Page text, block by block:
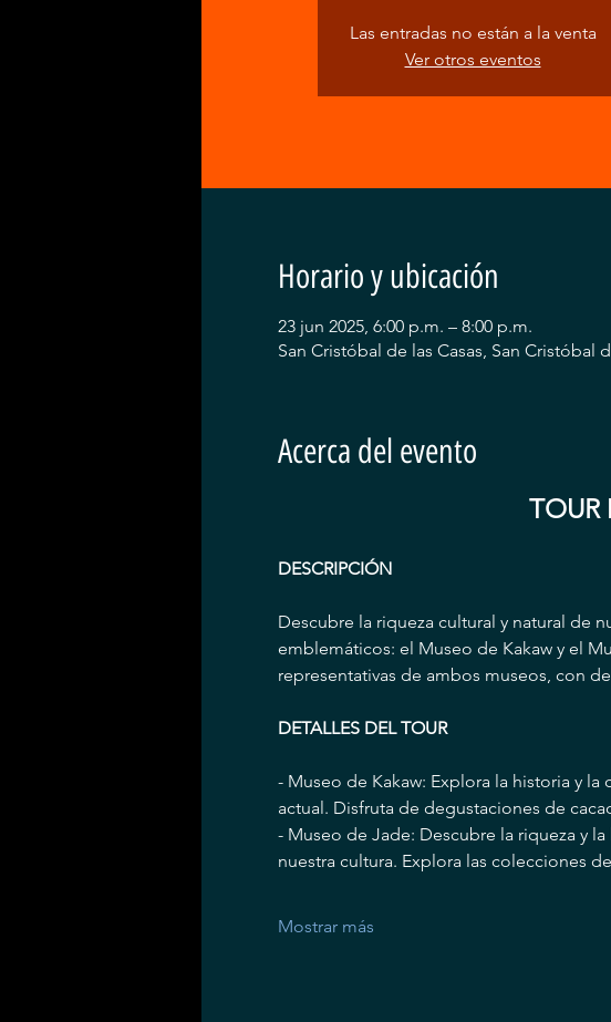
Las entradas no están a la venta
Ver otros eventos
Horario y ubicación
23 jun 2025, 6:00 p.m. – 8:00 p.m.
San Cristóbal de las Casas, San Cristóbal
Acerca del evento
TOUR
DESCRIPCIÓN
Descubre la riqueza cultural y natural de
emblemáticos: el Museo de Kakaw y el
representativas de ambos museos, con
DETALLES DEL TOUR
- Museo de Kakaw: Explora la historia y
actual. Disfruta de degustaciones de
- Museo de Jade: Descubre la riqueza y
nuestra cultura. Explora las colecciones
Mostrar más